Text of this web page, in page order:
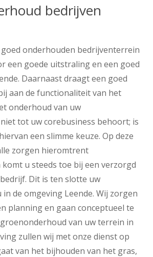
bedrijven
onderhouden bedrijventerrein
een goede uitstraling en een goed
Daarnaast draagt een goed
aan de functionaliteit van het
onderhoud van uw
tot uw corebusiness behoort; is
een slimme keuze. Op deze
zorgen hieromtrent
u steeds toe bij een verzorgd
Dit is ten slotte uw
de omgeving Leende. Wij zorgen
planning en gaan conceptueel te
van uw terrein in
zullen wij met onze dienst op
van het bijhouden van het gras,